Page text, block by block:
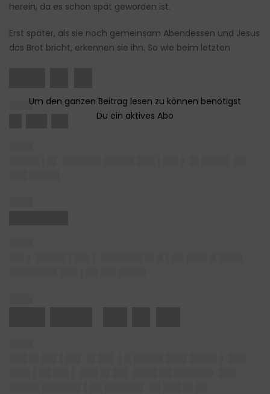
herein, da es schon spät geworden ist.
Erst später, als sie noch gemeinsam Abendessen und Jesus
das Brot bricht, erkennen sie ihn. So wie beim letzten
████